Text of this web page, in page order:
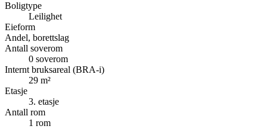
Boligtype
Leilighet
Eieform
Andel, borettslag
Antall soverom
0 soverom
Internt bruksareal (BRA-i)
29 m²
Etasje
3. etasje
Antall rom
1 rom